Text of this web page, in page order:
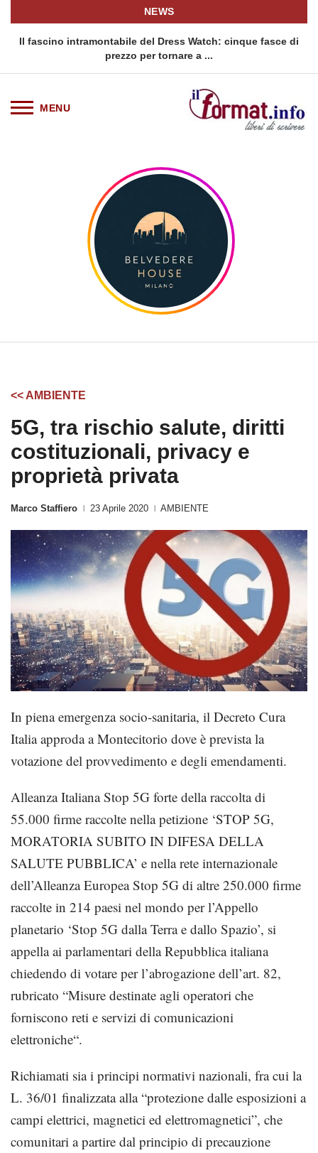
NEWS
Il fascino intramontabile del Dress Watch: cinque fasce di
prezzo per tornare a ...
<< AMBIENTE
5G, tra rischio salute, diritti
costituzionali, privacy e
proprietà privata
Marco Staffiero 23 Aprile 2020 AMBIENTE
In piena emergenza socio-sanitaria, il Decreto Cura
Italia approda a Montecitorio dove è prevista la
votazione del provvedimento e degli emendamenti.
Alleanza Italiana Stop 5G forte della raccolta di
55.000 firme raccolte nella petizione ‘STOP 5G,
MORATORIA SUBITO IN DIFESA DELLA
SALUTE PUBBLICA’ e nella rete internazionale
dell’Alleanza Europea Stop 5G di altre 250.000 firme
raccolte in 214 paesi nel mondo per l’Appello
planetario ‘Stop 5G dalla Terra e dallo Spazio’, si
appella ai parlamentari della Repubblica italiana
chiedendo di votare per l’abrogazione dell’art. 82,
rubricato “Misure destinate agli operatori che
forniscono reti e servizi di comunicazioni
elettroniche“.
Richiamati sia i principi normativi nazionali, fra cui la
L. 36/01 finalizzata alla “protezione dalle esposizioni a
campi elettrici, magnetici ed elettromagnetici”, che
comunitari a partire dal principio di precauzione